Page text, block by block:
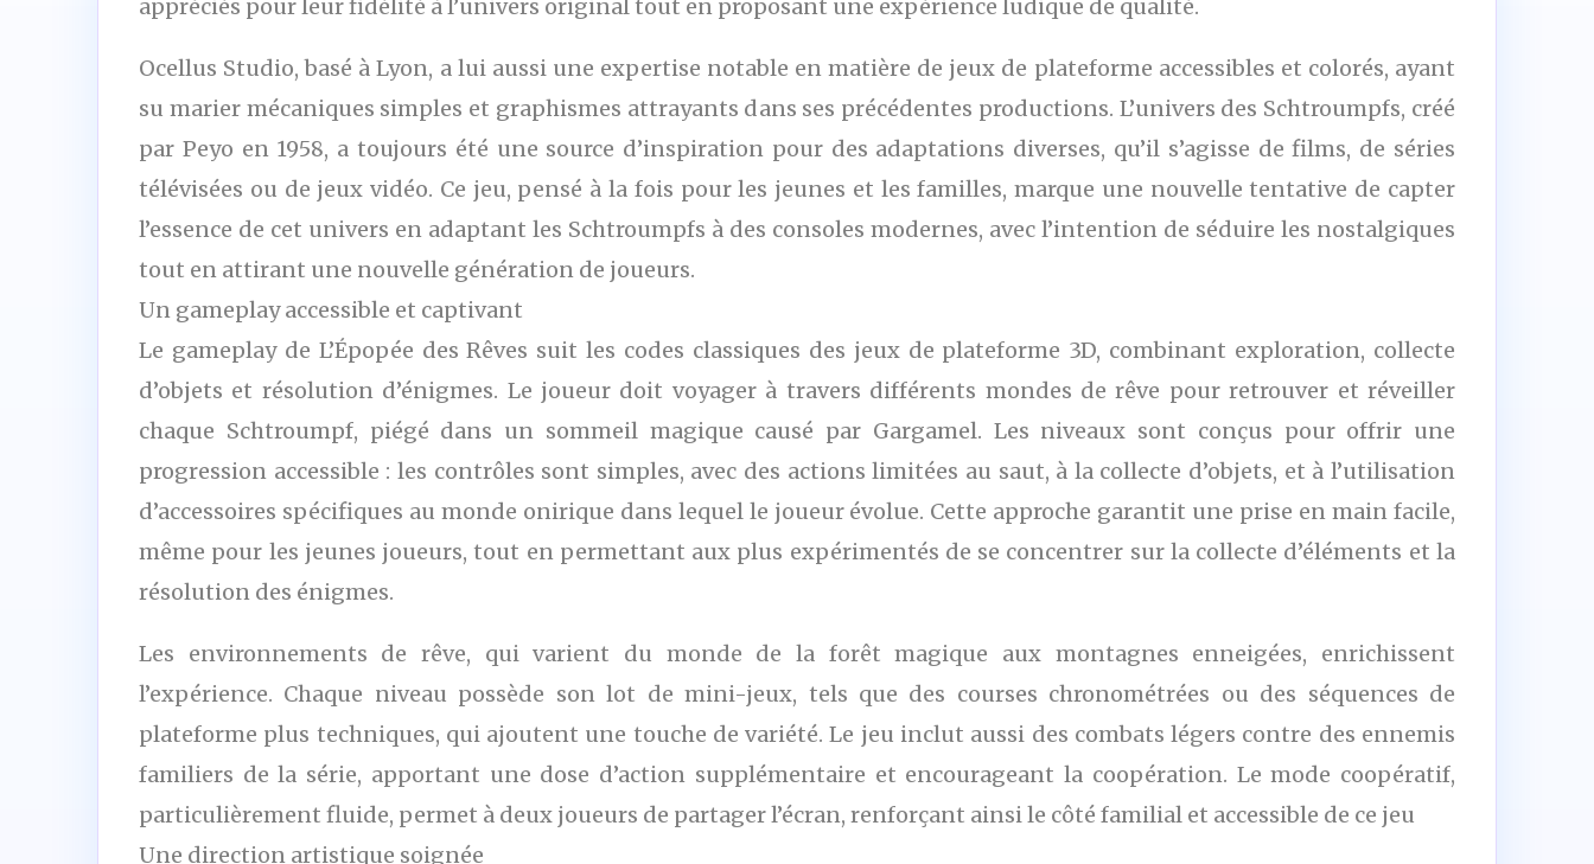
appréciés pour leur fidélité à l’univers original tout en proposant une expérience ludique de qualité.
Ocellus Studio, basé à Lyon, a lui aussi une expertise notable en matière de jeux de plateforme accessibles et colorés, ayant
su marier mécaniques simples et graphismes attrayants dans ses précédentes productions. L’univers des Schtroumpfs, créé
par Peyo en 1958, a toujours été une source d’inspiration pour des adaptations diverses, qu’il s’agisse de films, de séries
télévisées ou de jeux vidéo. Ce jeu, pensé à la fois pour les jeunes et les familles, marque une nouvelle tentative de capter
l’essence de cet univers en adaptant les Schtroumpfs à des consoles modernes, avec l’intention de séduire les nostalgiques
tout en attirant une nouvelle génération de joueurs.
Un gameplay accessible et captivant
Le gameplay de L’Épopée des Rêves suit les codes classiques des jeux de plateforme 3D, combinant exploration, collecte
d’objets et résolution d’énigmes. Le joueur doit voyager à travers différents mondes de rêve pour retrouver et réveiller
chaque Schtroumpf, piégé dans un sommeil magique causé par Gargamel. Les niveaux sont conçus pour offrir une
progression accessible : les contrôles sont simples, avec des actions limitées au saut, à la collecte d’objets, et à l’utilisation
d’accessoires spécifiques au monde onirique dans lequel le joueur évolue. Cette approche garantit une prise en main facile,
même pour les jeunes joueurs, tout en permettant aux plus expérimentés de se concentrer sur la collecte d’éléments et la
résolution des énigmes.
Les environnements de rêve, qui varient du monde de la forêt magique aux montagnes enneigées, enrichissent
l’expérience. Chaque niveau possède son lot de mini-jeux, tels que des courses chronométrées ou des séquences de
plateforme plus techniques, qui ajoutent une touche de variété. Le jeu inclut aussi des combats légers contre des ennemis
familiers de la série, apportant une dose d’action supplémentaire et encourageant la coopération. Le mode coopératif,
particulièrement fluide, permet à deux joueurs de partager l’écran, renforçant ainsi le côté familial et accessible de ce jeu
Une direction artistique soignée